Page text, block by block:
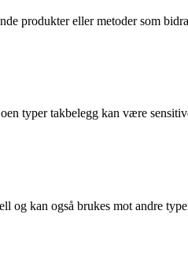
produkter eller metoder som
typer takbelegg kan være
og kan også brukes mot andre